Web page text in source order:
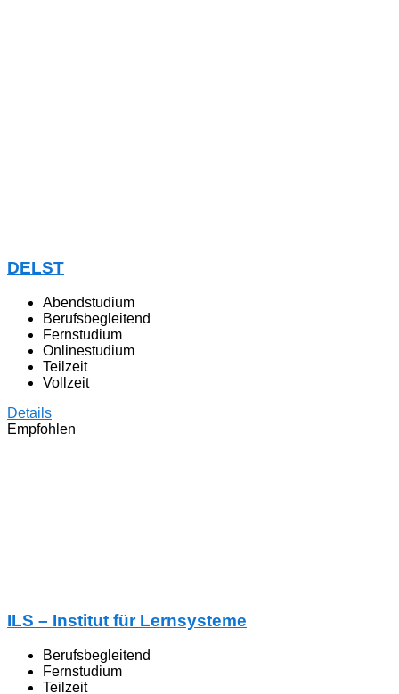
DELST
Abendstudium
Berufsbegleitend
Fernstudium
Onlinestudium
Teilzeit
Vollzeit
Details
Empfohlen
ILS – Institut für Lernsysteme
Berufsbegleitend
Fernstudium
Teilzeit